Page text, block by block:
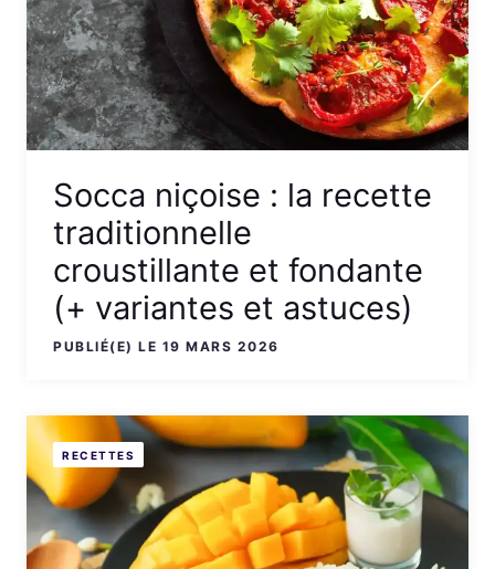
Socca niçoise : la recette
traditionnelle
croustillante et fondante
(+ variantes et astuces)
PUBLIÉ(E) LE 19 MARS 2026
RECETTES